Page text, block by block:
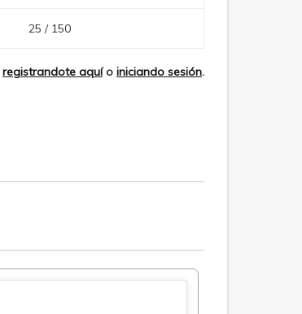
25 / 150
registrandote aquío iniciando sesión.